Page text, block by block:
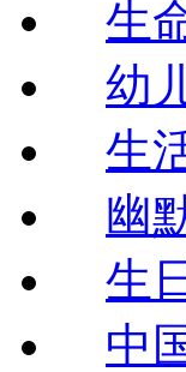
生
幼
生
幽
生
中